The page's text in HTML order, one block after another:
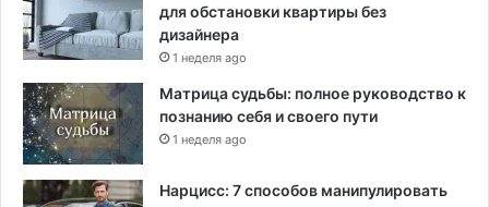
для обстановки квартиры без
дизайнера
1 неделя ago
Матрица судьбы: полное руководство к
познанию себя и своего пути
1 неделя ago
Нарцисс: 7 способов манипулировать